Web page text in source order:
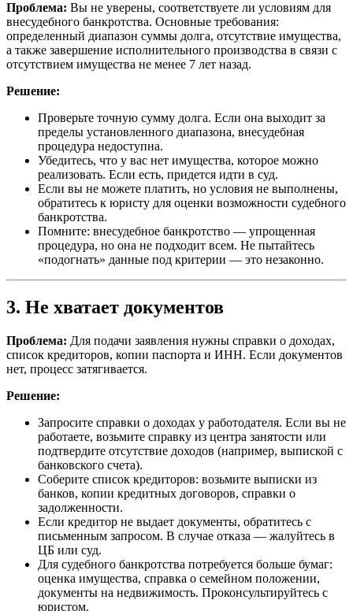
Проблема: Вы не уверены, соответствуете ли условиям для
внесудебного банкротства. Основные требования:
определенный диапазон суммы долга, отсутствие имущества,
а также завершение исполнительного производства в связи с
отсутствием имущества не менее 7 лет назад.
Решение:
Проверьте точную сумму долга. Если она выходит за
пределы установленного диапазона, внесудебная
процедура недоступна.
Убедитесь, что у вас нет имущества, которое можно
реализовать. Если есть, придется идти в суд.
Если вы не можете платить, но условия не выполнены,
обратитесь к юристу для оценки возможности судебного
банкротства.
Помните: внесудебное банкротство — упрощенная
процедура, но она не подходит всем. Не пытайтесь
«подогнать» данные под критерии — это незаконно.
3. Не хватает документов
Проблема: Для подачи заявления нужны справки о доходах,
список кредиторов, копии паспорта и ИНН. Если документов
нет, процесс затягивается.
Решение:
Запросите справки о доходах у работодателя. Если вы не
работаете, возьмите справку из центра занятости или
подтвердите отсутствие доходов (например, выпиской с
банковского счета).
Соберите список кредиторов: возьмите выписки из
банков, копии кредитных договоров, справки о
задолженности.
Если кредитор не выдает документы, обратитесь с
письменным запросом. В случае отказа — жалуйтесь в
ЦБ или суд.
Для судебного банкротства потребуется больше бумаг:
оценка имущества, справка о семейном положении,
документы на недвижимость. Проконсультируйтесь с
юристом.